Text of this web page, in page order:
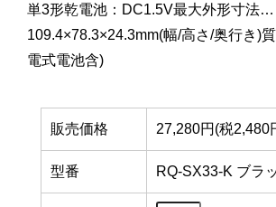
単3形乾電池：DC1.5V最大外形寸法…
109.4×78.3×24.3mm(幅/高さ/奥行き)
電式電池含)
販売価格 27,280円(税2,480
型番 RQ-SX33-K ブラ